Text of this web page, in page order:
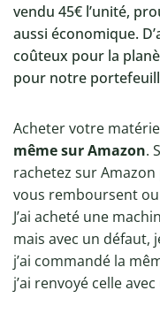
vendu 45€ l’unité,
aussi économique.
coûteux pour la
pour notre
Acheter votre
même sur Amazon.
rachetez sur
vous remboursent
J’ai acheté une
mais avec un défaut,
j’ai commandé la
j’ai renvoyé celle